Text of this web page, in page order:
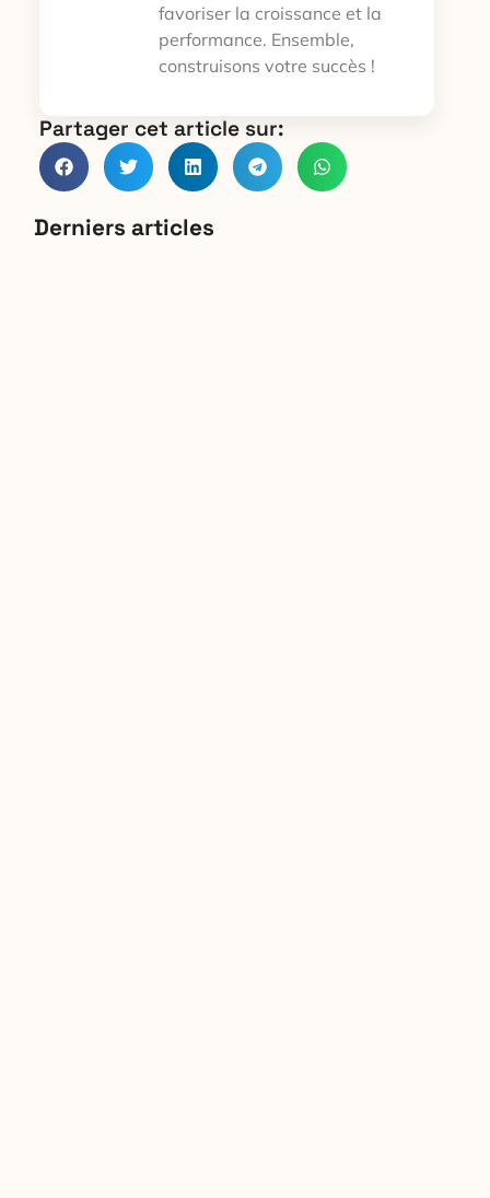
favoriser la croissance et la
performance. Ensemble,
construisons votre succès !
Partager cet article sur:
Derniers articles